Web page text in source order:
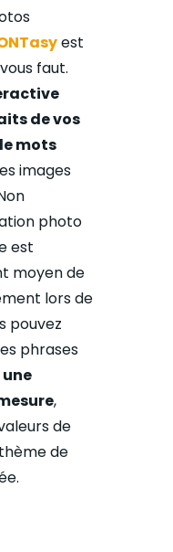
est
faut.
de vos
mots
images
photo
est
moyen de
lors de
pouvez
phrases
,
de
de